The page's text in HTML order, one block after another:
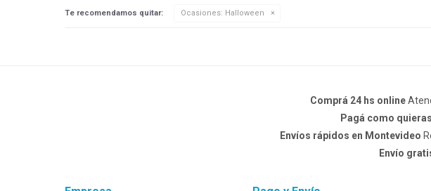
Te recomendamos quitar: Ocasiones: Halloween
Comprá 24 hs online
Pagá como quieras
Envíos rápidos en Montevideo
Envío